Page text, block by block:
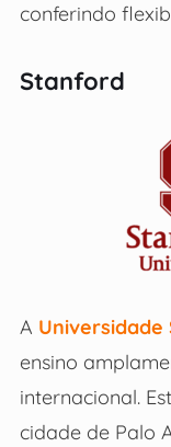
conferindo
Stanford
A
ensino
internacional.
cidade de Palo